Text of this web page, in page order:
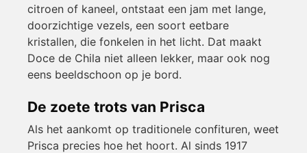
citroen of kaneel, ontstaat een jam met lange,
doorzichtige vezels, een soort eetbare
kristallen, die fonkelen in het licht. Dat maakt
Doce de Chila niet alleen lekker, maar ook nog
eens beeldschoon op je bord.
De zoete trots van Prisca
Als het aankomt op traditionele confituren, weet
Prisca precies hoe het hoort. Al sinds 1917